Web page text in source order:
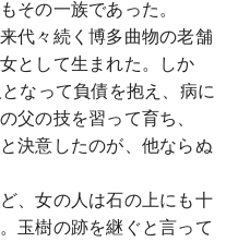
その一族であった。
代々続く博多曲物の老舗
として生まれた。しか
なって負債を抱え、病に
父の技を習って育ち、
決意したのが、他ならぬ
、女の人は石の上にも十
玉樹の跡を継ぐと言って